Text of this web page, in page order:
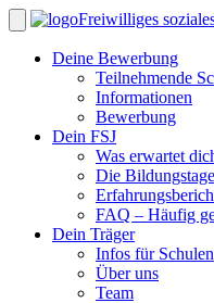
Freiwilliges
Deine Bewerbung
Teilnehmende
Informationen
Bewerbung
Dein FSJ
Was erwartet
Die Bildungstage
FAQ – Häufig
Dein Träger
Infos für Schulen
Über uns
Team